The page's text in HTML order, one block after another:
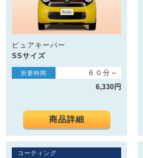
ピュアキーパー
SSサイズ
所要時間
６０分～
6,330円
商品詳細
コーティング